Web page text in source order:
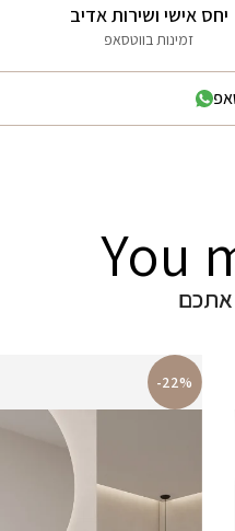
יחס אישי ושירות אדיב
זמינות בווטסאפ
You
אתכם
-22%